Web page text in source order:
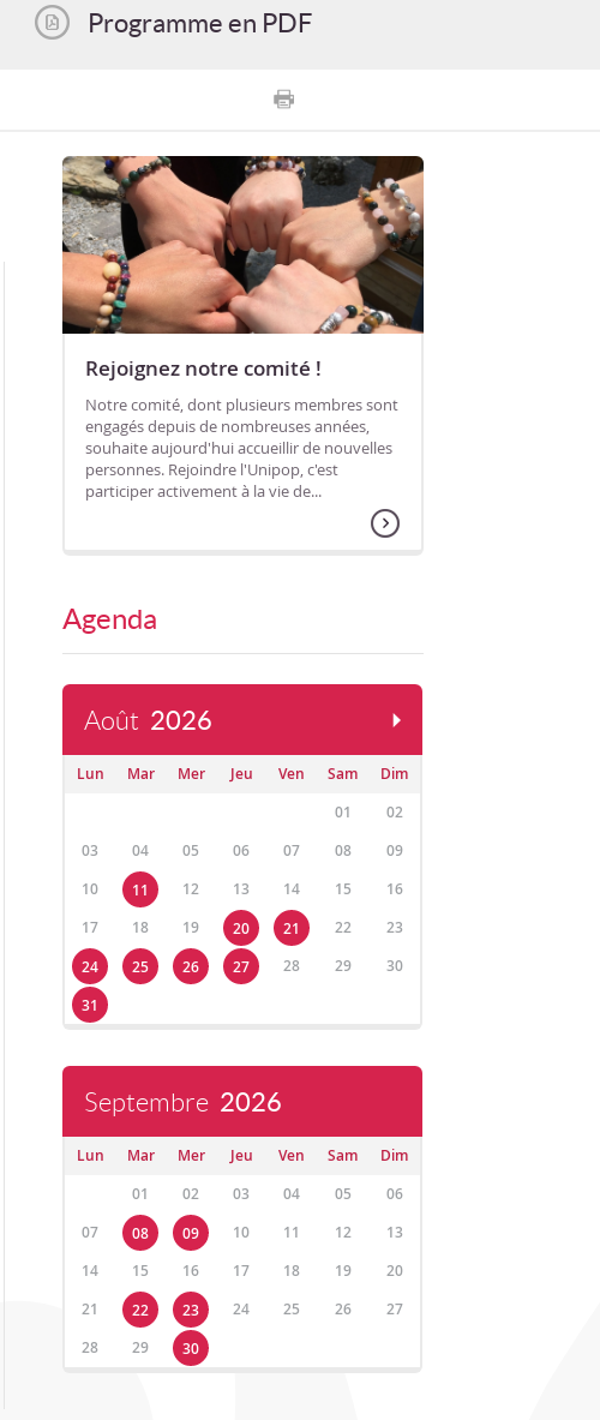
Programme en PDF
Rejoignez notre comité !
Notre comité, dont plusieurs membres sont
engagés depuis de nombreuses années,
souhaite aujourd'hui accueillir de nouvelles
personnes. Rejoindre l'Unipop, c'est
participer activement à la vie de...
Agenda
Août 2026
Lun Mar Mer Jeu Ven Sam
Dim
01
02
03
04 05 06 07 08
09
10
11 12 13 14 15
16
17
18 19 20 21 22
23
24
25 26 27 28 29
30
31
Septembre 2026
Lun Mar Mer Jeu Ven Sam
Dim
01
02 03 04 05
06
07
08 09 10 11 12
13
14
15 16 17 18 19
20
21
22 23 24 25 26
27
28
29 30